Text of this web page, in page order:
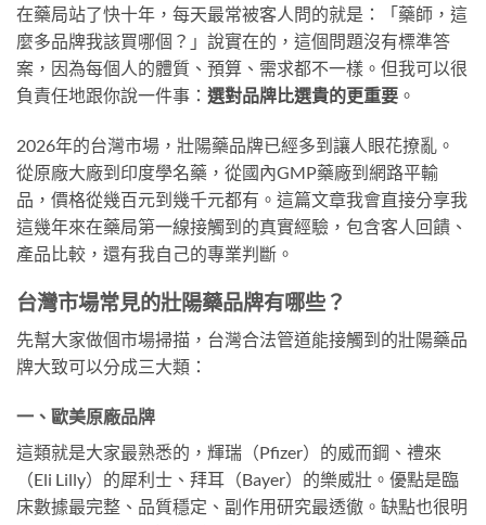
在藥局站了快十年，每天最常被客人問的就是：「藥師，這
麼多品牌我該買哪個？」說實在的，這個問題沒有標準答
案，因為每個人的體質、預算、需求都不一樣。但我可以很
負責任地跟你說一件事： 選對品牌比選貴的更重要 。
2026年的台灣市場，壯陽藥品牌已經多到讓人眼花撩亂。
從原廠大廠到印度學名藥，從國內GMP藥廠到網路平輸
品，價格從幾百元到幾千元都有。這篇文章我會直接分享我
這幾年來在藥局第一線接觸到的真實經驗，包含客人回饋、
產品比較，還有我自己的專業判斷。
台灣市場常見的壯陽藥品牌有哪些？
先幫大家做個市場掃描，台灣合法管道能接觸到的壯陽藥品
牌大致可以分成三大類：
一、歐美原廠品牌
這類就是大家最熟悉的，輝瑞（Pfizer）的威而鋼、禮來
（Eli Lilly）的犀利士、拜耳（Bayer）的樂威壯。優點是臨
床數據最完整、品質穩定、副作用研究最透徹。缺點也很明